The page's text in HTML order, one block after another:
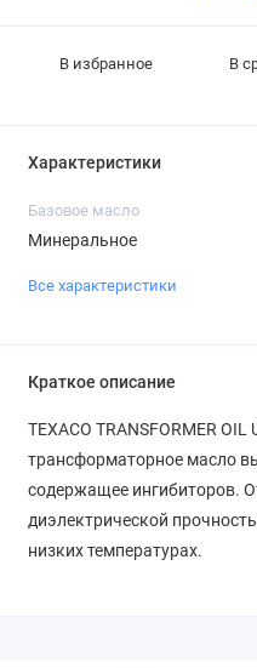
В избранное В
Характеристики
Базовое масло
Минеральное
Все характеристики
Краткое описание
TEXACO TRANSFORMER
трансформаторное масло
содержащее ингибиторов.
диэлектрической
низких температурах.